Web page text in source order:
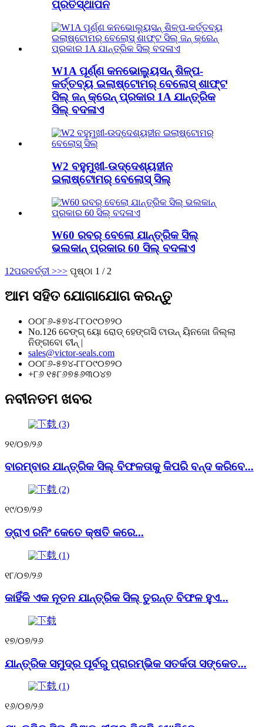
ପ୍ରତିସ୍ଥାପନ
W1A ପୂର୍ଣ୍ଣ କନଭୋଲ୍ୟୁସନ୍ ଶିଳ୍ପ-
କର୍ତ୍ତବ୍ୟ ଇଲାଷ୍ଟୋମର୍ ବେଲୋସ୍ ଶାଫ୍ଟ
ସିଲ୍ ଜନ୍ କ୍ରେନ୍ ପ୍ରକାର 1A ଯାନ୍ତ୍ରିକ
ସିଲ୍ ବଦଳାଏ
W2 ବହୁମୁଖୀ-ଉଦ୍ଦେଶ୍ୟହୀନ
ଇଲାଷ୍ଟୋମର୍ ବେଲୋସ୍ ସିଲ୍
W60 ରବର୍ ବେଲୋ ଯାନ୍ତ୍ରିକ ସିଲ୍
ଭଲକାନ୍ ପ୍ରକାର 60 ସିଲ୍ ବଦଳାଏ
1 2ପରବର୍ତ୍ତୀ >>> ପୃଷ୍ଠା 1 / 2
ଆମ ସହିତ ଯୋଗାଯୋଗ କରନ୍ତୁ
୦୦୮୬-୫୭୪-୮୮୦୯୦୭୨୦
No.126 ଚେଙ୍ଗ୍ ୟୋ ରୋଡ୍ ହେଙ୍ଗସି ଟାଉନ୍ ୟିନଜୋ ଜିଲ୍ଲା
ନିଙ୍ଗବୋ ଚୀନ୍ |
sales@victor-seals.com
୦୦୮୬-୫୭୪-୮୮୦୯୦୭୨୦
+୮୬ ୧୫୮୬୭୫୬୩୦୪୭
ନବୀନତମ ଖବର
୨୧/୦୭/୨୬
ବାରମ୍ବାର ଯାନ୍ତ୍ରିକ ସିଲ୍ ବିଫଳତାକୁ କିପରି ବନ୍ଦ କରିବେ...
୧୯/୦୭/୨୬
ଡ୍ରାଏ ରନିଂ କେତେ କ୍ଷତି କରେ...
୧୮/୦୭/୨୬
କାହିଁକି ଏକ ନୂତନ ଯାନ୍ତ୍ରିକ ସିଲ୍ ତୁରନ୍ତ ବିଫଳ ହୁଏ...
୧୭/୦୭/୨୬
ଯାନ୍ତ୍ରିକ ସମୁଦ୍ର ପୂର୍ବରୁ ପ୍ରାରମ୍ଭିକ ସତର୍କତା ସଙ୍କେତ...
୧୬/୦୭/୨୬